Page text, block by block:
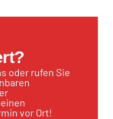
oder rufen Sie
vor Ort!